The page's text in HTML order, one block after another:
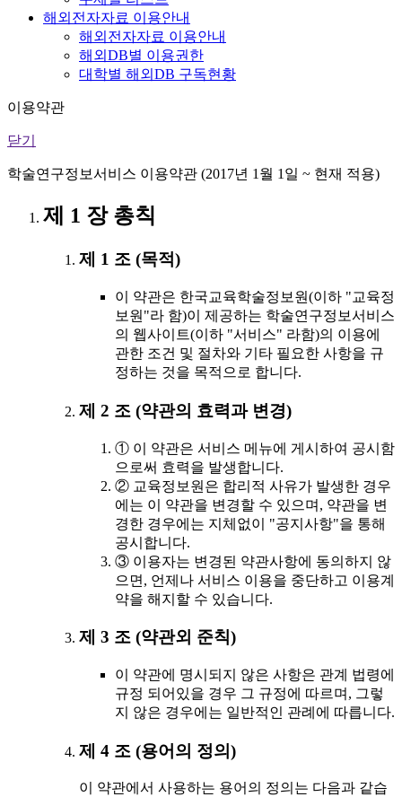
해외전자자료 이용안내
해외전자자료 이용안내
해외DB별 이용권한
대학별 해외DB 구독현황
이용약관
닫기
학술연구정보서비스 이용약관 (2017년 1월 1일 ~ 현재 적용)
제 1 장 총칙
제 1 조 (목적)
이 약관은 한국교육학술정보원(이하 "교육정
보원"라 함)이 제공하는 학술연구정보서비스
의 웹사이트(이하 "서비스" 라함)의 이용에
관한 조건 및 절차와 기타 필요한 사항을 규
정하는 것을 목적으로 합니다.
제 2 조 (약관의 효력과 변경)
① 이 약관은 서비스 메뉴에 게시하여 공시함
으로써 효력을 발생합니다.
② 교육정보원은 합리적 사유가 발생한 경우
에는 이 약관을 변경할 수 있으며, 약관을 변
경한 경우에는 지체없이 "공지사항"을 통해
공시합니다.
③ 이용자는 변경된 약관사항에 동의하지 않
으면, 언제나 서비스 이용을 중단하고 이용계
약을 해지할 수 있습니다.
제 3 조 (약관외 준칙)
이 약관에 명시되지 않은 사항은 관계 법령에
규정 되어있을 경우 그 규정에 따르며, 그렇
지 않은 경우에는 일반적인 관례에 따릅니다.
제 4 조 (용어의 정의)
이 약관에서 사용하는 용어의 정의는 다음과 같습